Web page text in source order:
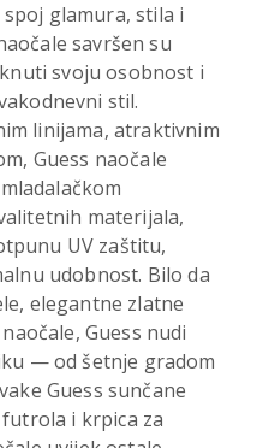
glamura, stila i
savršen su
svoju osobnost i
stil.
linijama, atraktivnim
Guess naočale
materijala,
UV zaštitu,
udobnost. Bilo da
elegantne zlatne
Guess nudi
— od šetnje gradom
Guess sunčane
i krpica za